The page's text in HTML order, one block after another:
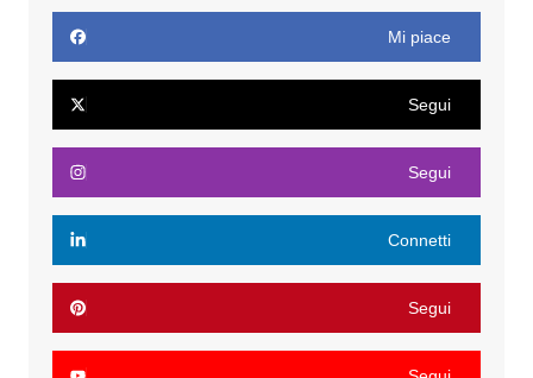
Mi piace
Segui
Segui
Connetti
Segui